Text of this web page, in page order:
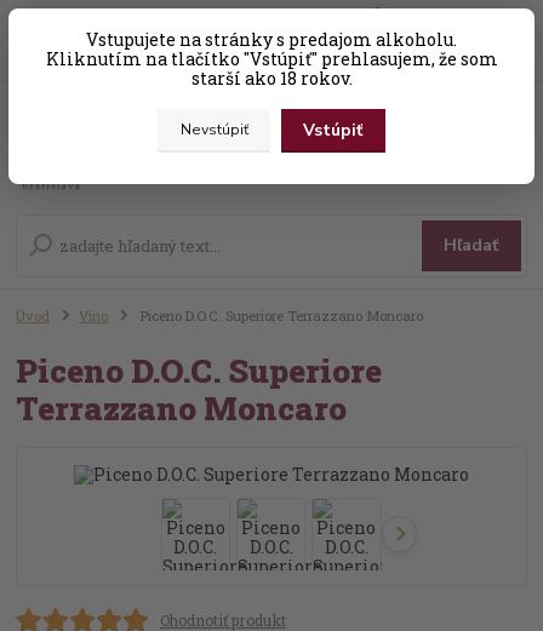
Vstupujete na stránky s predajom alkoholu.
Kliknutím na tlačítko "Vstúpiť" prehlasujem, že som
starší ako 18 rokov.
Nevstúpiť Vstúpiť
Hľadať
+421 (0) 31 56 25 377-8 za0,00 EUR
Úvod Víno Piceno D.O.C. Superiore Terrazzano Moncaro
Piceno D.O.C. Superiore
Terrazzano Moncaro
Ohodnotiť produkt